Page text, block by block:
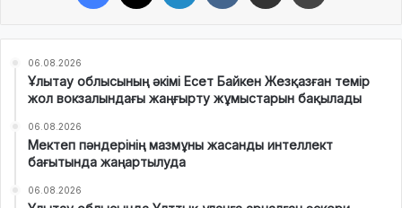
06.08.2026
Ұлытау облысының әкімі Есет Байкен Жезқазған темір
жол вокзалындағы жаңғырту жұмыстарын бақылады
06.08.2026
Мектеп пәндерінің мазмұны жасанды интеллект
бағытында жаңартылуда
06.08.2026